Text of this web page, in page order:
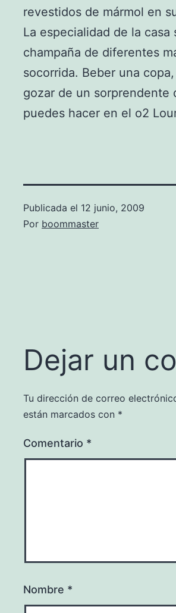
revestidos de mármol en
La especialidad de la casa
champaña de diferentes
socorrida. Beber una
gozar de un sorprendente
puedes hacer en el o2
Publicada el 12 junio, 2009
Por boommaster
Dejar un
Tu dirección de correo
están marcados con *
Comentario *
Nombre *